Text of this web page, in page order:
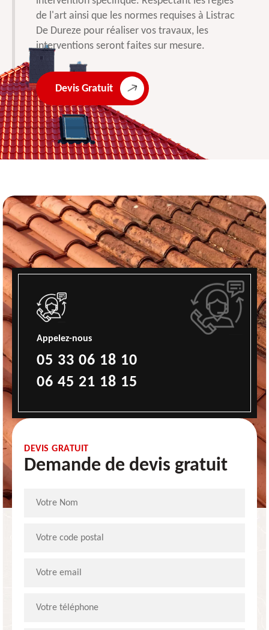
de l'art ainsi que les normes requises à Listrac
De Dureze pour réaliser vos travaux, les
interventions seront faites sur mesure.
Devis Gratuit
Appelez-nous
05 33 06 18 10
06 45 21 18 15
DEVIS GRATUIT
Demande de devis gratuit